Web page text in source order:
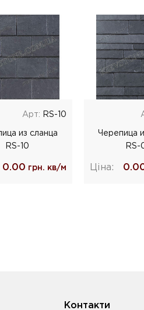
Арт: RS-10
из сланца
RS-10
0.00 грн. кв/м
Черепица
RS-
Ціна:
Контакти